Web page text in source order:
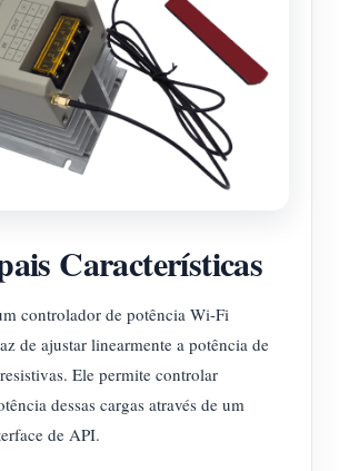
site
FV
Características
controlador de potência Wi-Fi
de ajustar linearmente a potência de
Ele permite controlar
dessas cargas através de um
de API.